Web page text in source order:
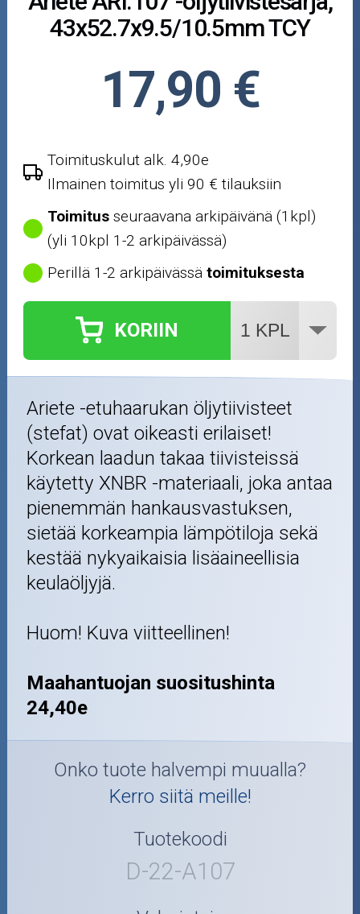
Työkalut
Outlet-tuotteet
43x52.7x9.5/10.5mm TCY
17,90 €
Toimituskulut alk. 4,90e
Ilmainen toimitus yli 90 € tilauksiin
Toimitus seuraavana arkipäivänä (1kpl)
(yli 10kpl 1-2 arkipäivässä)
Perillä 1-2 arkipäivässätoimituksesta
KORIIN
Ariete -etuhaarukan öljytiivisteet
(stefat) ovat oikeasti erilaiset!
Korkean laadun takaa tiivisteissä
käytetty XNBR -materiaali, joka antaa
pienemmän hankausvastuksen,
sietää korkeampia lämpötiloja sekä
kestää nykyaikaisia lisäaineellisia
keulaöljyjä.
Huom! Kuva viitteellinen!
Maahantuojan suositushinta
24,40e
Onko tuote halvempi muualla?
Kerro siitä meille!
Tuotekoodi
D-22-A107